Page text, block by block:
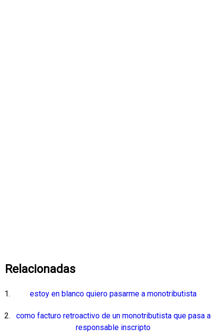
Relacionadas
estoy en blanco quiero pasarme a monotributista
como facturo retroactivo de un monotributista que pasa a
responsable inscripto